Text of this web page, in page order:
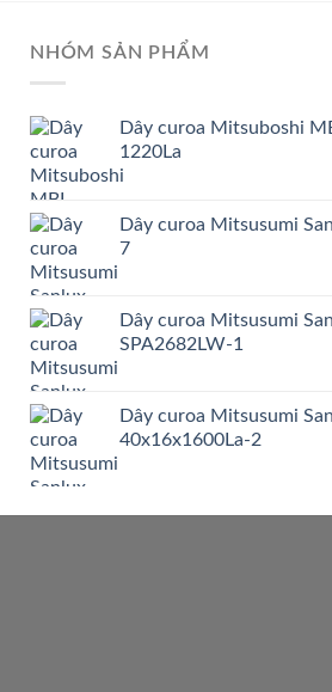
NHÓM SẢN PHẨM
Dây curoa Mitsuboshi
1220La
Dây curoa Mitsusumi
7
Dây curoa Mitsusumi
SPA2682LW-1
Dây curoa Mitsusumi
40x16x1600La-2